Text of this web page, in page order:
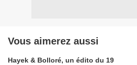
Vous aimerez aussi
Hayek & Bolloré, un édito du 19